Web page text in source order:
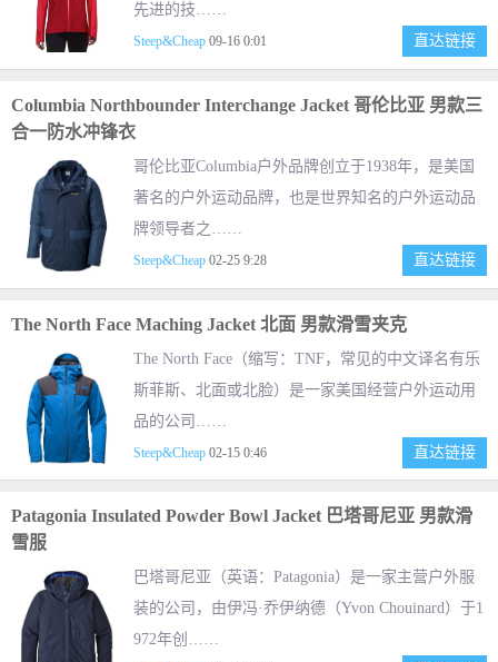
先进的技……
Steep&Cheap 09-16 0:01 直达链接
Columbia Northbounder Interchange Jacket 哥伦比亚 男款三
合一防水冲锋衣
哥伦比亚Columbia户外品牌创立于1938年，是美国
著名的户外运动品牌，也是世界知名的户外运动品
牌领导者之……
Steep&Cheap 02-25 9:28 直达链接
The North Face Maching Jacket 北面 男款滑雪夹克
The North Face（缩写：TNF，常见的中文译名有乐
斯菲斯、北面或北脸）是一家美国经营户外运动用
品的公司……
Steep&Cheap 02-15 0:46 直达链接
Patagonia Insulated Powder Bowl Jacket 巴塔哥尼亚 男款滑
雪服
巴塔哥尼亚（英语：Patagonia）是一家主营户外服
装的公司，由伊冯·乔伊纳德（Yvon Chouinard）于1
972年创……